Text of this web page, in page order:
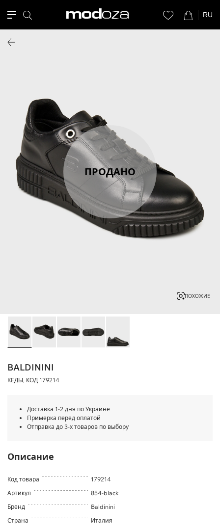
RU
ПОХОЖИЕ
ПРОДАНО
BALDININI
КЕДЫ, КОД 179214
Доставка 1-2 дня по Украине
Примерка перед оплатой
Отправка до 3-х товаров по выбору
Описание
Код товара
179214
Артикул
854-black
Бренд
Baldinini
Страна
Италия